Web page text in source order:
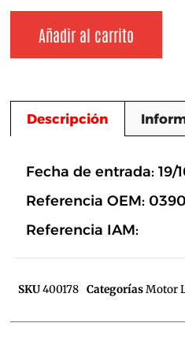
Añadir al carrito
Descripción
Fecha de entrada: 19/
Referencia OEM:
Referencia IAM:
SKU400178 CategoríasMotor